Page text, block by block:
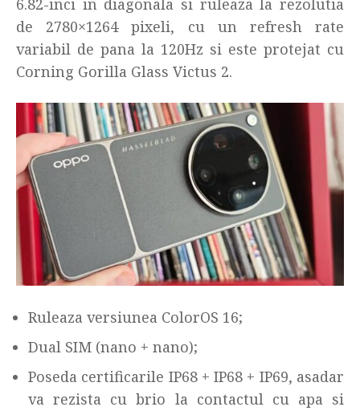
6.82-inci in diagonala si ruleaza la rezolutia
de 2780×1264 pixeli, cu un refresh rate
variabil de pana la 120Hz si este protejat cu
Corning Gorilla Glass Victus 2.
Ruleaza versiunea ColorOS 16;
Dual SIM (nano + nano);
Poseda certificarile IP68 + IP68 + IP69, asadar
va rezista cu brio la contactul cu apa si